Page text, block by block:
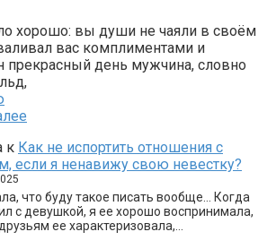
хорошо: вы души не чаяли в своём
вас комплиментами и
прекрасный день мужчина, словно
к Как не испортить отношения с
если я ненавижу свою невестку?
что буду такое писать вообще… Когда
с девушкой, я ее хорошо воспринимала,
ее характеризовала,…